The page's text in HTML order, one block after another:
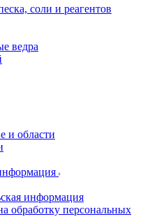
соли и реагентов
ведра
и области
информация
обработку персональных